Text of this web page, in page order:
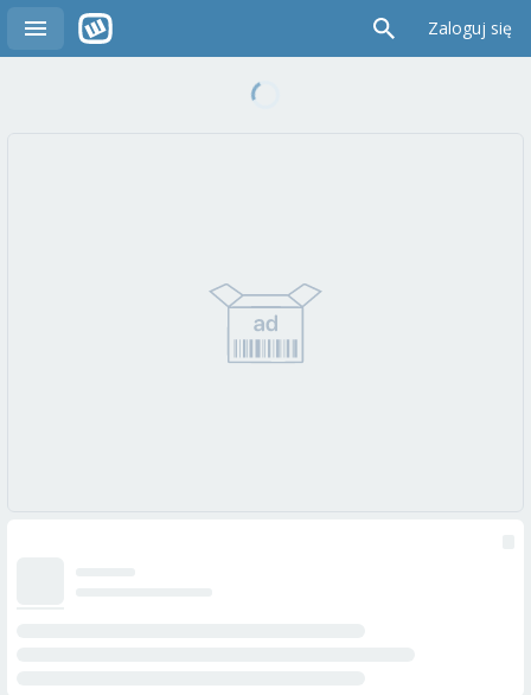
Zaloguj się